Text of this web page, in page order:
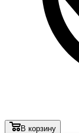
В корзину